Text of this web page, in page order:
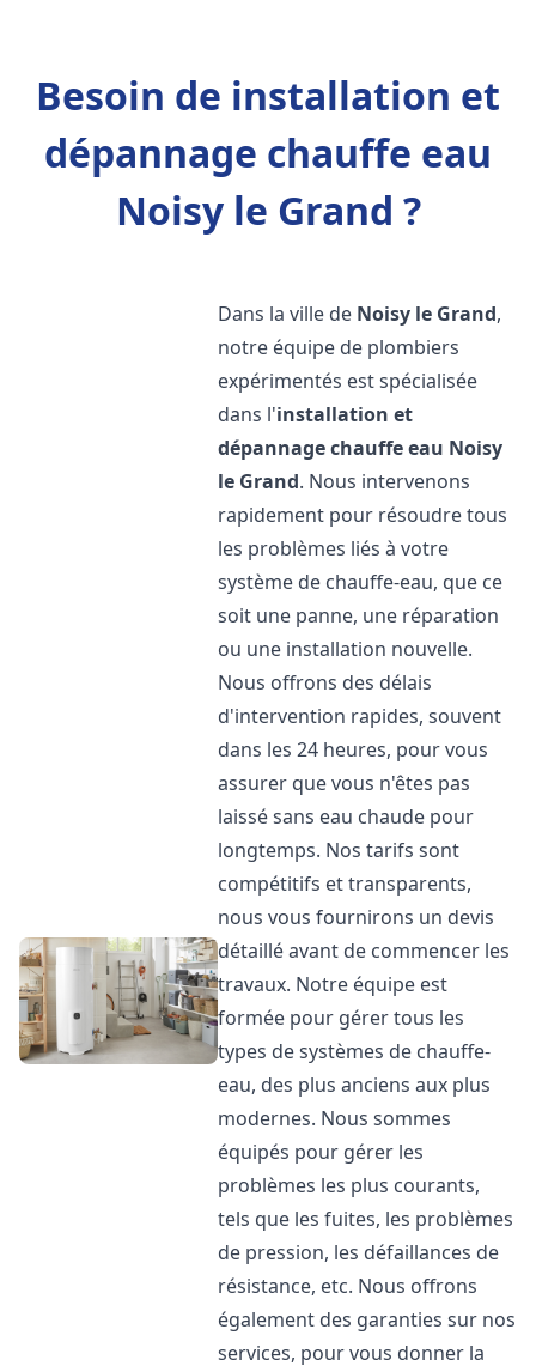
Besoin de installation et
dépannage chauffe eau
Noisy le Grand ?
Dans la ville de Noisy le Grand,
notre équipe de plombiers
expérimentés est spécialisée
dans l'installation et
dépannage chauffe eau Noisy
le Grand. Nous intervenons
rapidement pour résoudre tous
les problèmes liés à votre
système de chauffe-eau, que ce
soit une panne, une réparation
ou une installation nouvelle.
Nous offrons des délais
d'intervention rapides, souvent
dans les 24 heures, pour vous
assurer que vous n'êtes pas
laissé sans eau chaude pour
longtemps. Nos tarifs sont
compétitifs et transparents,
nous vous fournirons un devis
détaillé avant de commencer les
travaux. Notre équipe est
formée pour gérer tous les
types de systèmes de chauffe-
eau, des plus anciens aux plus
modernes. Nous sommes
équipés pour gérer les
problèmes les plus courants,
tels que les fuites, les problèmes
de pression, les défaillances de
résistance, etc. Nous offrons
également des garanties sur nos
services, pour vous donner la